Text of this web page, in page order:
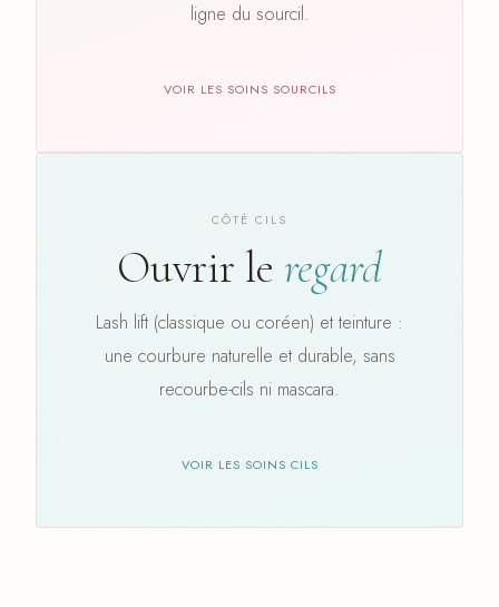
ligne du sourcil.
VOIR LES SOINS SOURCILS
CÔTÉ CILS
Ouvrir le regard
Lash lift (classique ou coréen) et teinture :
une courbure naturelle et durable, sans
recourbe-cils ni mascara.
VOIR LES SOINS CILS